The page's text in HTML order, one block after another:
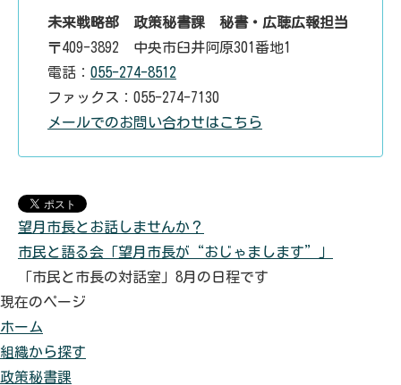
未来戦略部 政策秘書課 秘書・広聴広報担当
〒409-3892 中央市臼井阿原301番地1
電話： 055-274-8512
ファックス：055-274-7130
メールでのお問い合わせはこちら
望月市長とお話しませんか？
市民と語る会「望月市長が“おじゃまします”」
「市民と市長の対話室」8月の日程です
現在のページ
ホーム
組織から探す
政策秘書課